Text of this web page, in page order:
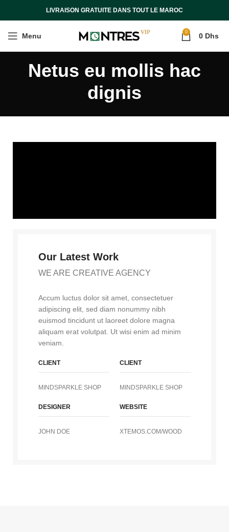
LIVRAISON GRATUITE DANS TOUT LE MAROC
Menu 0 0 Dhs
Netus eu mollis hac
dignis
Our Latest Work
WE ARE CREATIVE AGENCY
Accum luctus dolor sit amet, consectetuer
adipiscing elit, sed diam nonummy nibh
euismod tincidunt ut laoreet dolore magna
aliquam erat volutpat. Ut wisi enim ad minim
veniam.
CLIENT
MINDSPARKLE SHOP
CLIENT
MINDSPARKLE SHOP
DESIGNER
JOHN DOE
WEBSITE
XTEMOS.COM/WOOD